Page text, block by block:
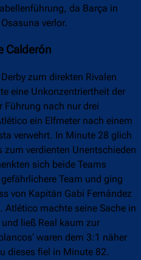
da Barça in
verlor.
Calderón
zum direkten Rivalen
eine Unkonzentriertheit der
nach nur drei
ein Elfmeter nach einem
verwehrt. In Minute 28 glich
verdienten Unentschieden
sich beide Teams
Team und ging
von Kapitän Gabi Fernández
Atlético machte seine Sache in
ließ Real kaum zur
waren dem 3:1 näher
dieses fiel in Minute 82.